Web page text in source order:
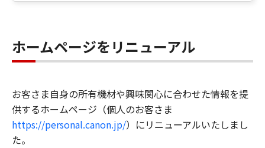
ホームページをリニューアル
お客さま自身の所有機材や興味関心に合わせた情報を提
供するホームページ（個人のお客さま
https://personal.canon.jp/）にリニューアルいたしまし
た。